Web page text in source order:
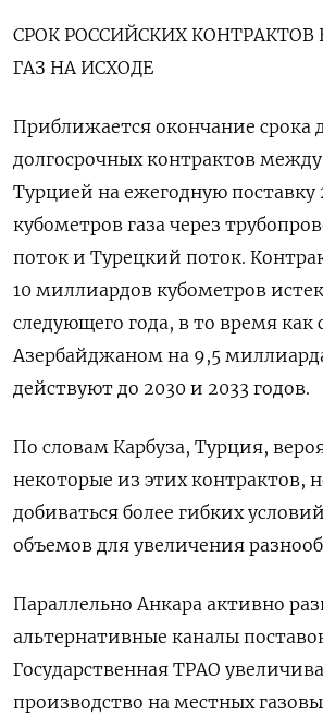
СРОК РОССИЙСКИХ
ГАЗ НА ИСХОДЕ
Приближается окончание срока
долгосрочных контрактов
Турцией на ежегодную
кубометров газа через
поток и Турецкий поток.
10 миллиардов кубометров
следующего года, в то время как
Азербайджаном на 9,5
действуют до 2030 и 2033 годов.
По словам Карбуза, Турция,
некоторые из этих контрактов,
добиваться более гибких
объемов для увеличения
Параллельно Анкара активно
альтернативные каналы
Государственная TPAO
производство на местных